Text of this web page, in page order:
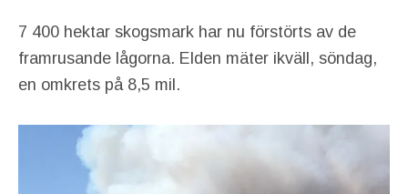
7 400 hektar skogsmark har nu förstörts av de
framrusande lågorna. Elden mäter ikväll, söndag,
en omkrets på 8,5 mil.